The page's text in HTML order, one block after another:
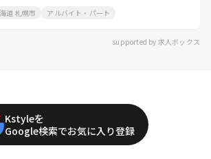
道 札幌市 アルバイト・パート
supported by 求人ボックス
Kstyleを
Google検索でお気に入り登録